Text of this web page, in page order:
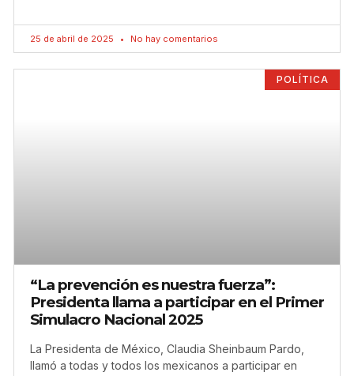
25 de abril de 2025 No hay comentarios
POLÍTICA
“La prevención es nuestra fuerza”:
Presidenta llama a participar en el Primer
Simulacro Nacional 2025
La Presidenta de México, Claudia Sheinbaum Pardo,
llamó a todas y todos los mexicanos a participar en